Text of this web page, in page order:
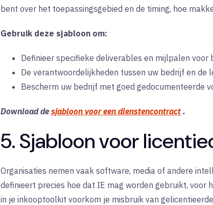
bent over het toepassingsgebied en de timing, hoe
Gebruik deze sjabloon om:
Definieer specifieke deliverables en mijlpalen voor
De verantwoordelijkheden tussen uw bedrijf en de
Bescherm uw bedrijf met goed gedocumenteerde
Download de sjabloon voor een dienstencontract .
5. Sjabloon voor
Organisaties nemen vaak software, media of andere
definieert precies hoe dat IE mag worden gebruikt, voor
in je inkooptoolkit voorkom je misbruik van